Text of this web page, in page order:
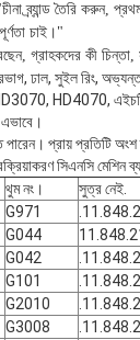
ব্র্যান্ড তৈরি করুন,
চাই।"
গ্রাহকদের কী চিন্তা,
ঢাল, সুইল রিং,
HD4070, এইচটি
পারেন। প্রায় প্রতিটি
সিএনসি মেশিন
থুম নং। সুত্র নেই.
G971
G044
G042
G101
G2010
G3008